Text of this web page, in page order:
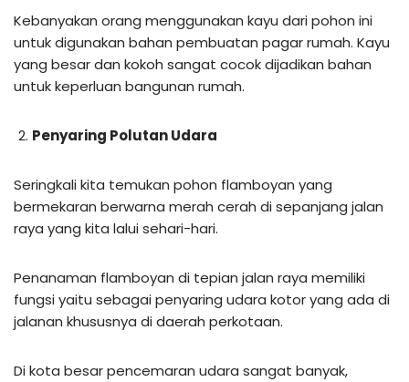
Kebanyakan orang menggunakan kayu dari pohon ini
untuk digunakan bahan pembuatan pagar rumah. Kayu
yang besar dan kokoh sangat cocok dijadikan bahan
untuk keperluan bangunan rumah.
Penyaring Polutan Udara
Seringkali kita temukan pohon flamboyan yang
bermekaran berwarna merah cerah di sepanjang jalan
raya yang kita lalui sehari-hari.
Penanaman flamboyan di tepian jalan raya memiliki
fungsi yaitu sebagai penyaring udara kotor yang ada di
jalanan khususnya di daerah perkotaan.
Di kota besar pencemaran udara sangat banyak,